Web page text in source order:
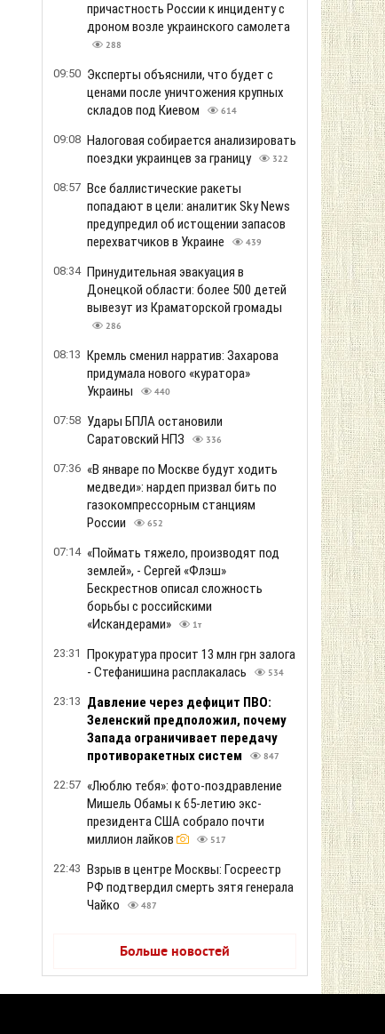
причастность России к инциденту с
дроном возле украинского самолета
288
09:50 Эксперты объяснили, что будет с
ценами после уничтожения крупных
складов под Киевом
614
09:08 Налоговая собирается анализировать
поездки украинцев за границу
322
08:57 Все баллистические ракеты
попадают в цели: аналитик Sky News
предупредил об истощении запасов
перехватчиков в Украине
439
08:34 Принудительная эвакуация в
Донецкой области: более 500 детей
вывезут из Краматорской громады
286
08:13 Кремль сменил нарратив: Захарова
придумала нового «куратора»
Украины
440
07:58 Удары БПЛА остановили
Саратовский НПЗ
336
07:36 «В январе по Москве будут ходить
медведи»: нардеп призвал бить по
газокомпрессорным станциям
России
652
07:14 «Поймать тяжело, производят под
землей», - Сергей «Флэш»
Бескрестнов описал сложность
борьбы с российскими
«Искандерами»
1т
23:31 Прокуратура просит 13 млн грн залога
- Стефанишина расплакалась
534
23:13 Давление через дефицит ПВО:
Зеленский предположил, почему
Запада ограничивает передачу
противоракетных систем
847
22:57 «Люблю тебя»: фото-поздравление
Мишель Обамы к 65-летию экс-
президента США собрало почти
миллион лайков
517
22:43 Взрыв в центре Москвы: Госреестр
РФ подтвердил смерть зятя генерала
Чайко
487
Больше новостей